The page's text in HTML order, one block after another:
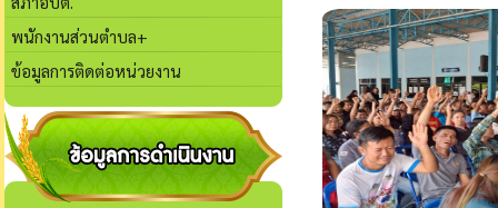
พนักงานส่วนตำบล+
ข้อมูลการติดต่อหน่วยงาน